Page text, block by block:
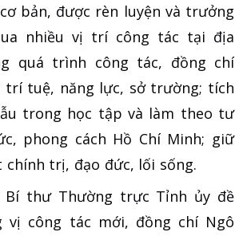
bản, được rèn luyện và trưởng
nhiều vị trí công tác tại địa
quá trình công tác, đồng chí
trí tuệ, năng lực, sở trường; tích
trong học tập và làm theo tư
phong cách Hồ Chí Minh; giữ
chính trị, đạo đức, lối sống.
Bí thư Thường trực Tỉnh ủy đề
vị công tác mới, đồng chí Ngô